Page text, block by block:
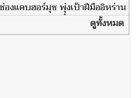
งแคบฮอร์มุซ พุุ่งเป้าฝีมืออิหร่าน
ดูทั้งหมด